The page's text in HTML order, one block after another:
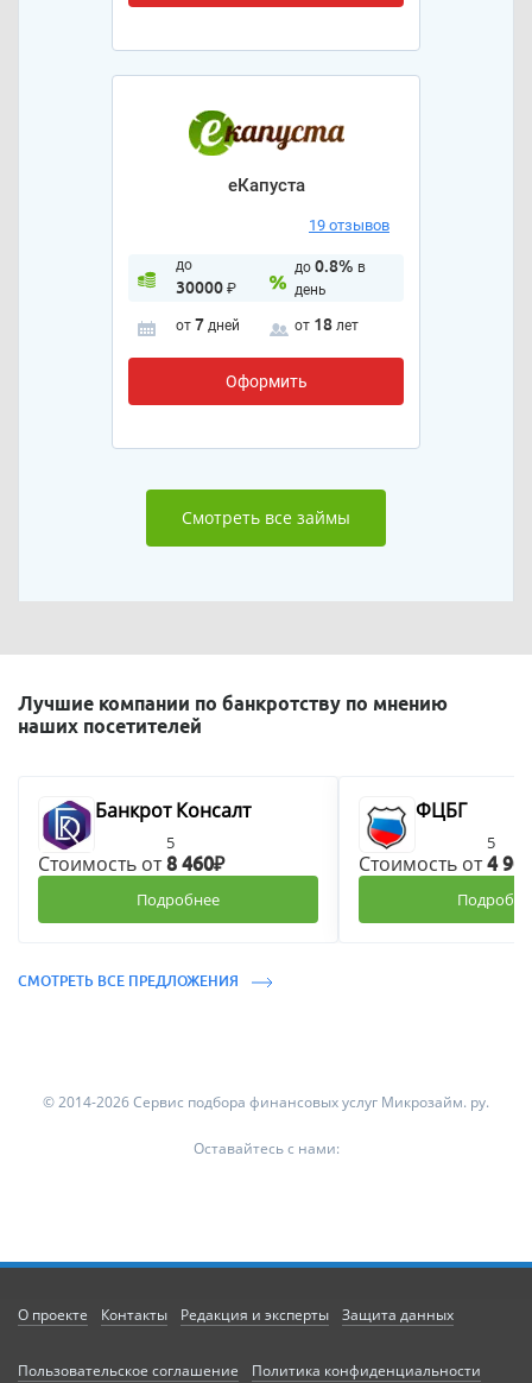
еКапуста
19 отзывов
до
30000₽
до 0.8% в
день
от 7 дней от 18 лет
Оформить
Смотреть все займы
Лучшие компании по банкротству по мнению
наших посетителей
Банкрот Консалт
5
Стоимость от8 460₽
Подробнее
ФЦБГ
5
Стоимость от4
СМОТРЕТЬ ВСЕ ПРЕДЛОЖЕНИЯ
© 2014-2026 Сервис подбора финансовых услуг Микрозайм. ру.
Оставайтесь с нами:
О проекте Контакты Редакция и эксперты Защита данных
Пользовательское соглашение Политика конфиденциальности